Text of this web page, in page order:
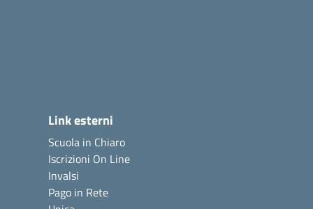
Link esterni
Scuola in Chiaro
Iscrizioni On Line
Invalsi
Pago in Rete